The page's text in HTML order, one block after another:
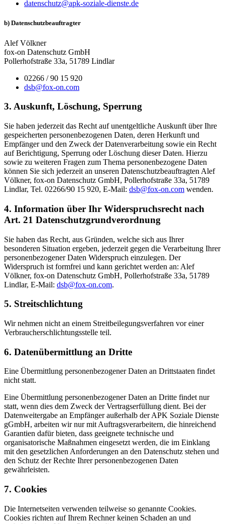
datenschutz@apk-soziale-dienste.de
b) Datenschutzbeauftragter
Alef Völkner
fox-on Datenschutz GmbH
Pollerhofstraße 33a, 51789 Lindlar
02266 / 90 15 920
dsb@fox-on.com
3. Auskunft, Löschung, Sperrung
Sie haben jederzeit das Recht auf unentgeltliche Auskunft über Ihre
gespeicherten personenbezogenen Daten, deren Herkunft und
Empfänger und den Zweck der Datenverarbeitung sowie ein Recht
auf Berichtigung, Sperrung oder Löschung dieser Daten. Hierzu
sowie zu weiteren Fragen zum Thema personenbezogene Daten
können Sie sich jederzeit an unseren Datenschutzbeauftragten Alef
Völkner, fox-on Datenschutz GmbH, Pollerhofstraße 33a, 51789
Lindlar, Tel. 02266/90 15 920, E-Mail: dsb@fox-on.com wenden.
4. Information über Ihr Widerspruchsrecht nach
Art. 21 Datenschutzgrundverordnung
Sie haben das Recht, aus Gründen, welche sich aus Ihrer
besonderen Situation ergeben, jederzeit gegen die Verarbeitung Ihrer
personenbezogener Daten Widerspruch einzulegen. Der
Widerspruch ist formfrei und kann gerichtet werden an: Alef
Völkner, fox-on Datenschutz GmbH, Pollerhofstraße 33a, 51789
Lindlar, E-Mail: dsb@fox-on.com.
5. Streitschlichtung
Wir nehmen nicht an einem Streitbeilegungsverfahren vor einer
Verbraucherschlichtungsstelle teil.
6. Datenübermittlung an Dritte
Eine Übermittlung personenbezogener Daten an Drittstaaten findet
nicht statt.
Eine Übermittlung personenbezogener Daten an Dritte findet nur
statt, wenn dies dem Zweck der Vertragserfüllung dient. Bei der
Datenweitergabe an Empfänger außerhalb der APK Soziale Dienste
gGmbH, arbeiten wir nur mit Auftragsverarbeitern, die hinreichend
Garantien dafür bieten, dass geeignete technische und
organisatorische Maßnahmen eingesetzt werden, die im Einklang
mit den gesetzlichen Anforderungen an den Datenschutz stehen und
den Schutz der Rechte Ihrer personenbezogenen Daten
gewährleisten.
7. Cookies
Die Internetseiten verwenden teilweise so genannte Cookies.
Cookies richten auf Ihrem Rechner keinen Schaden an und